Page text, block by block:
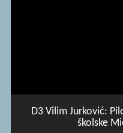
D3 Vilim Jurković:
školske